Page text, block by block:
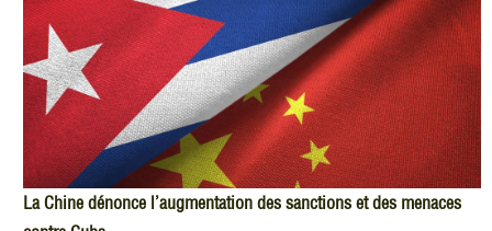
La Chine dénonce l’augmentation des sanctions et des menaces